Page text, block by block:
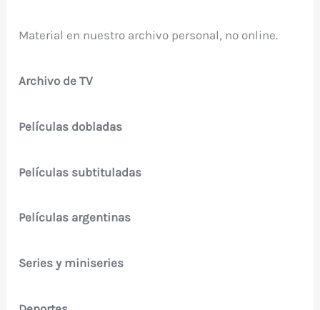
Material en nuestro archivo personal, no online.
Archivo de TV
Películas dobladas
Películas subtituladas
Películas argentinas
Series y miniseries